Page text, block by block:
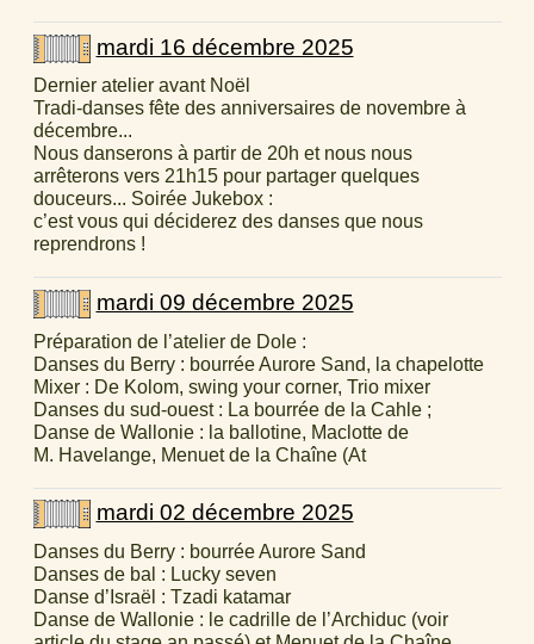
mardi 16 décembre 2025
Dernier atelier avant Noël
Tradi-danses fête des anniversaires de novembre à
décembre...
Nous danserons à partir de 20h et nous nous
arrêterons vers 21h15 pour partager quelques
douceurs... Soirée Jukebox :
c’est vous qui déciderez des danses que nous
reprendrons !
mardi 09 décembre 2025
Préparation de l’atelier de Dole :
Danses du Berry : bourrée Aurore Sand, la chapelotte
Mixer : De Kolom, swing your corner, Trio mixer
Danses du sud-ouest : La bourrée de la Cahle ;
Danse de Wallonie : la ballotine, Maclotte de
M. Havelange, Menuet de la Chaîne (At
mardi 02 décembre 2025
Danses du Berry : bourrée Aurore Sand
Danses de bal : Lucky seven
Danse d’Israël : Tzadi katamar
Danse de Wallonie : le cadrille de l’Archiduc (voir